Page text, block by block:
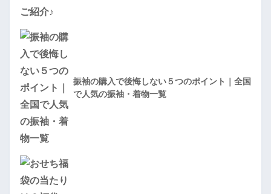
振袖の購入で後悔しない５つのポイント｜全国
で人気の振袖・着物一覧